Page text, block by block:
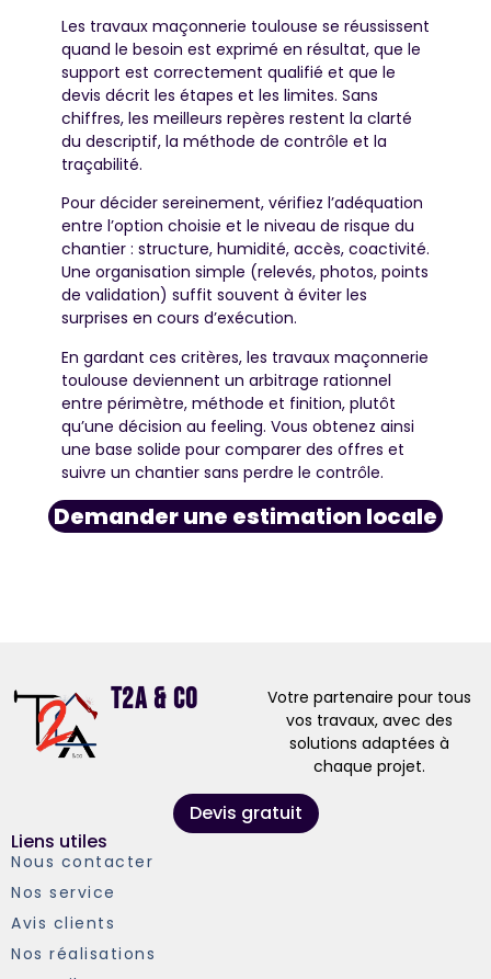
Les travaux maçonnerie toulouse se réussissent
quand le besoin est exprimé en résultat, que le
support est correctement qualifié et que le
devis décrit les étapes et les limites. Sans
chiffres, les meilleurs repères restent la clarté
du descriptif, la méthode de contrôle et la
traçabilité.
Pour décider sereinement, vérifiez l’adéquation
entre l’option choisie et le niveau de risque du
chantier : structure, humidité, accès, coactivité.
Une organisation simple (relevés, photos, points
de validation) suffit souvent à éviter les
surprises en cours d’exécution.
En gardant ces critères, les travaux maçonnerie
toulouse deviennent un arbitrage rationnel
entre périmètre, méthode et finition, plutôt
qu’une décision au feeling. Vous obtenez ainsi
une base solide pour comparer des offres et
suivre un chantier sans perdre le contrôle.
Demander une estimation locale
Liens utiles
Nous contacter
Nos service
Avis clients
Nos réalisations
T2A & Co
Votre partenaire pour tous
vos travaux, avec des
solutions adaptées à
chaque projet.
Devis gratuit